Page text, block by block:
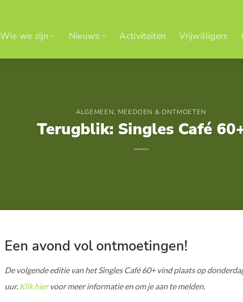
Wie we zijn Nieuws Activiteiten Vrijwilligers
ALGEMEEN, MEEDOEN & ONTMOETEN
Terugblik: Singles Café
Een avond vol ontmoetingen!
De volgende editie van het Singles Café 60+ vind plaats op
uur. Klik hiervoor meer informatie en om je aan te melden.